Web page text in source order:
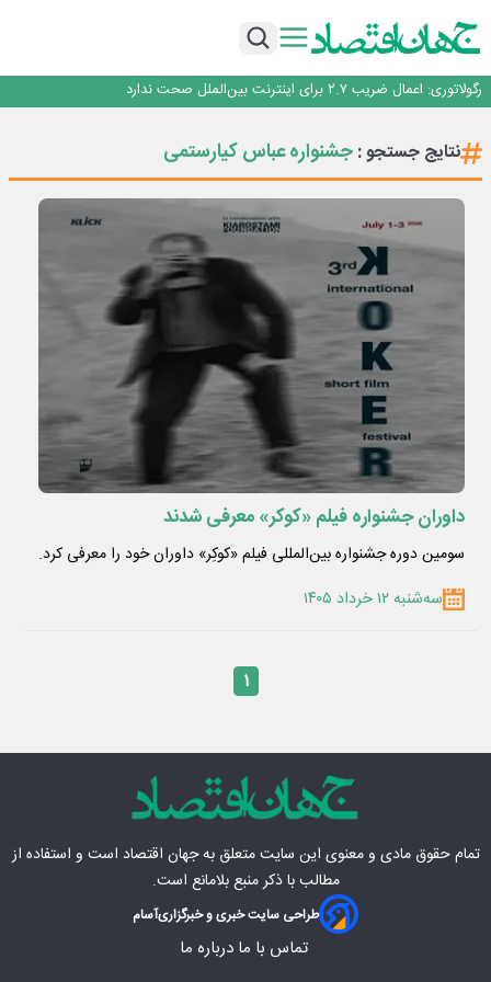
یک اشتباه کلاد، تمام اطلاعات کاربر را به باد داد
رگولاتوری: اعمال ضریب ۲.۷ برای اینترنت بین‌الملل صحت ندارد
با تقاضای برق ناپایدار هوش مصنوعی خودزنی می‌کند
یک اشتباه کلاد، تمام اطلاعات کاربر را به باد داد
نتایج جستجو :جشنواره عباس کیارستمی
داوران جشنواره فیلم «کوکر» معرفی شدند
سومین دوره جشنواره بین‌المللی فیلم «کوکِر» داوران خود را معرفی کرد.
سه‌شنبه ۱۲ خرداد ۱۴۰۵
۱
تمام حقوق مادی‌ و معنوی این سایت متعلق بهجهان اقتصاد است و استفاده از
مطالب با ذکر منبع بلامانع است.
طراحی سایت خبری و خبرگزاریآسام
تماس با ما درباره ما